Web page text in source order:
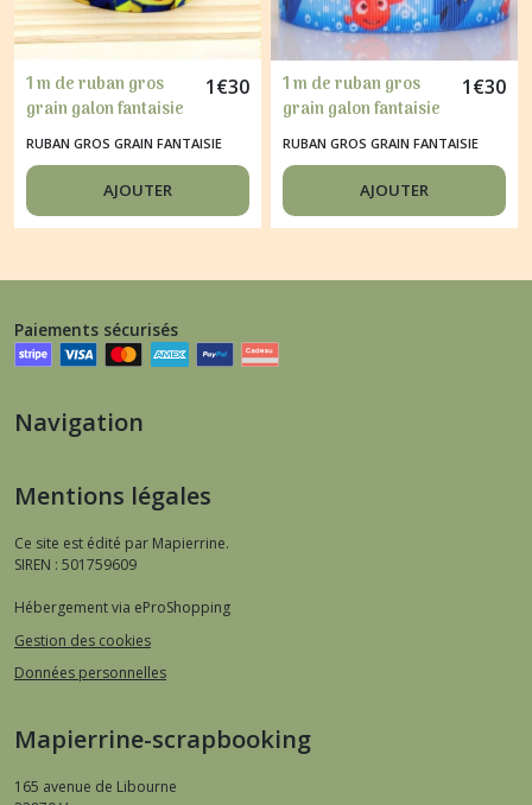
1 m de ruban gros
grain galon fantaisie
scrapbooking
couture 2.2 cm LES
MIGNONS
1€30
RUBAN GROS GRAIN FANTAISIE
AJOUTER
1 m de ruban gros
grain galon fantaisie
scrapbooking
couture 2.5 cm
POISSON NEMO
1€30
RUBAN GROS GRAIN FANTAISIE
AJOUTER
Paiements sécurisés
Navigation
Mentions légales
Ce site est édité par Mapierrine.
SIREN : 501759609
Hébergement via eProShopping
Gestion des cookies
Données personnelles
Mapierrine-scrapbooking
165 avenue de Libourne